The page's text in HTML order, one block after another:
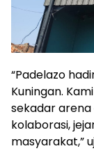
“Padelazo
Kuningan.
sekadar
kolaborasi,
masyarakat,”